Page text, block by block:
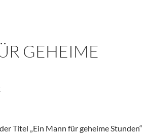
GEHEIME
Titel „Ein Mann für geheime Stunden“